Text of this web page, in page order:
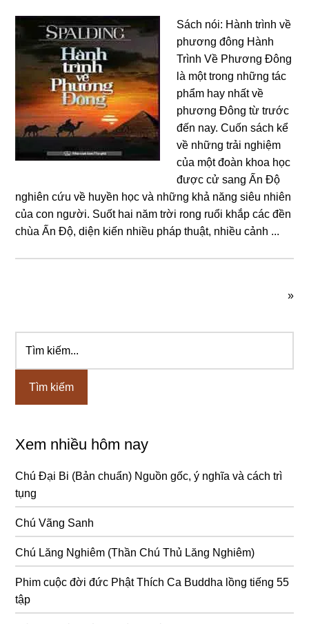
Sách nói: Hành trình về
phương đông Hành
Trình Về Phương Đông
là một trong những tác
phẩm hay nhất về
phương Đông từ trước
đến nay. Cuốn sách kể
về những trải nghiệm
của một đoàn khoa học
được cử sang Ấn Độ
nghiên cứu về huyền học và những khả năng siêu nhiên
của con người. Suốt hai năm trời rong ruổi khắp các đền
chùa Ấn Độ, diện kiến nhiều pháp thuật, nhiều cảnh ...
»
Sidebar
chính
kiếm...
Xem nhiều hôm nay
Chú Đại Bi (Bản chuẩn) Nguồn gốc, ý nghĩa và cách trì
tụng
Chú Vãng Sanh
Chú Lăng Nghiêm (Thần Chú Thủ Lăng Nghiêm)
Phim cuộc đời đức Phật Thích Ca Buddha lồng tiếng 55
tập